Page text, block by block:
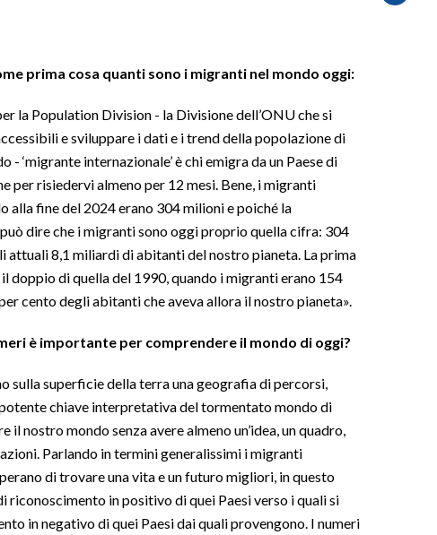
prima cosa quanti sono i migranti nel mondo oggi:
la Population Division - la Divisione dell’ONU che si
e sviluppare i dati e i trend della popolazione di
- ‘migrante internazionale’ è chi emigra da un Paese di
per risiedervi almeno per 12 mesi. Bene, i migranti
alla fine del 2024 erano 304 milioni e poiché la
dire che i migranti sono oggi proprio quella cifra: 304
attuali 8,1 miliardi di abitanti del nostro pianeta. La prima
doppio di quella del 1990, quando i migranti erano 154
cento degli abitanti che aveva allora il nostro pianeta».
è importante per comprendere il mondo di oggi?
sulla superficie della terra una geografia di percorsi,
chiave interpretativa del tormentato mondo di
il nostro mondo senza avere almeno un’idea, un quadro,
Parlando in termini generalissimi i migranti
di trovare una vita e un futuro migliori, in questo
riconoscimento in positivo di quei Paesi verso i quali si
in negativo di quei Paesi dai quali provengono. I numeri